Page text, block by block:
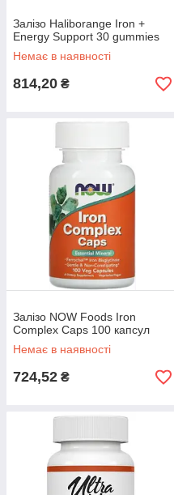
Залізо Haliborange Iron +
Energy Support 30 gummies
Немає в наявності
814,20 ₴
Залізо NOW Foods Iron
Complex Caps 100 капсул
Немає в наявності
724,52 ₴